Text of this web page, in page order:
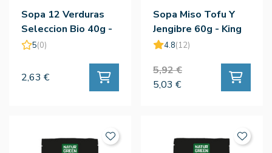
Sopa 12 Verduras
Seleccion Bio 40g -
Naturgreen
5(0)
2,63 €
Sopa Miso Tofu Y
Jengibre 60g - King
Sopa
4.8(12)
5,92 €
5,03 €